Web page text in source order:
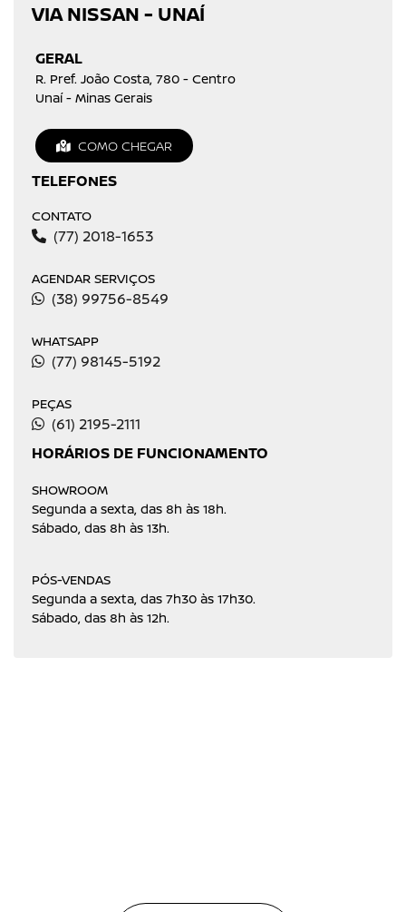
VIA NISSAN - UNAÍ
GERAL
R. Pref. João Costa, 780 - Centro
Unaí - Minas Gerais
COMO CHEGAR
TELEFONES
CONTATO
(77) 2018-1653
AGENDAR SERVIÇOS
(38) 99756-8549
WHATSAPP
(77) 98145-5192
PEÇAS
(61) 2195-2111
HORÁRIOS DE FUNCIONAMENTO
SHOWROOM
Segunda a sexta, das 8h às 18h.
Sábado, das 8h às 13h.
PÓS-VENDAS
Segunda a sexta, das 7h30 às 17h30.
Sábado, das 8h às 12h.